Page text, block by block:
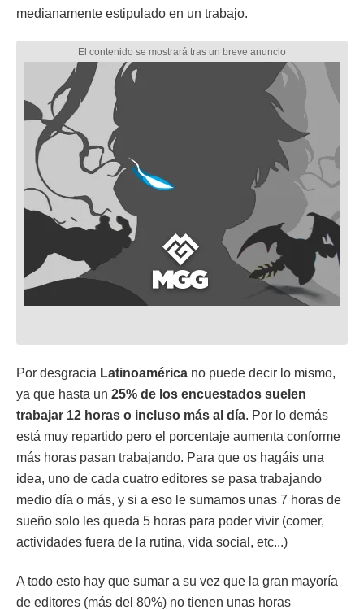
medianamente estipulado en un trabajo.
Por desgracia Latinoamérica no puede decir lo mismo,
ya que hasta un 25% de los encuestados suelen
trabajar 12 horas o incluso más al día. Por lo demás
está muy repartido pero el porcentaje aumenta conforme
más horas pasan trabajando. Para que os hagáis una
idea, uno de cada cuatro editores se pasa trabajando
medio día o más, y si a eso le sumamos unas 7 horas de
sueño solo les queda 5 horas para poder vivir (comer,
actividades fuera de la rutina, vida social, etc...)
A todo esto hay que sumar a su vez que la gran mayoría
de editores (más del 80%) no tienen unas horas